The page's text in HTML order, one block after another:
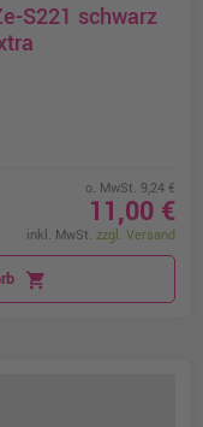
S221 schwarz
o. MwSt. 9,24 €
11,00 €
inkl. MwSt. zzgl. Versand
shopping_cart